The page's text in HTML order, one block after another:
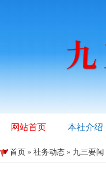
网站首页 本社介绍
首页 » 社务动态 » 九三要闻